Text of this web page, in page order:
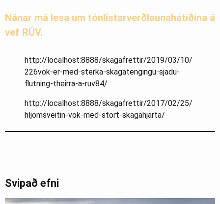
Nánar má lesa um tónlistarverðlaunahátíðina á
vef RÚV.
http://localhost:8888/skagafrettir/2019/03/10/
226vok-er-med-sterka-skagatengingu-sjadu-
flutning-theirra-a-ruv84/
http://localhost:8888/skagafrettir/2017/02/25/
hljomsveitin-vok-med-stort-skagahjarta/
Svipað efni